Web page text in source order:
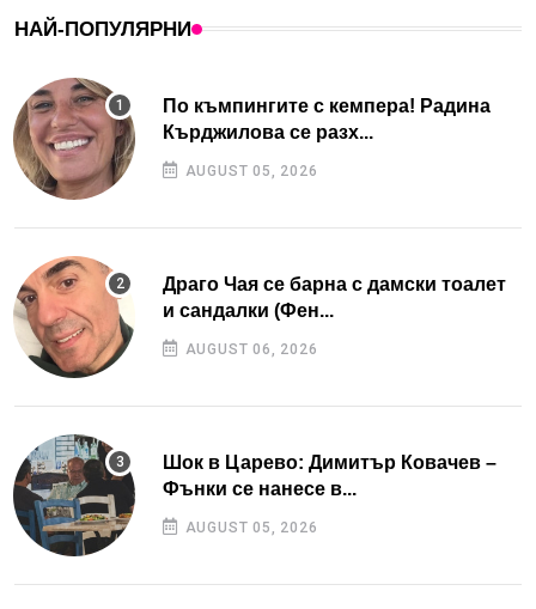
НАЙ-ПОПУЛЯРНИ
По къмпингите с кемпера! Радина
Кърджилова се разх...
AUGUST 05, 2026
Драго Чая се барна с дамски тоалет
и сандалки (Фен...
AUGUST 06, 2026
Шок в Царево: Димитър Ковачев –
Фънки се нанесе в...
AUGUST 05, 2026